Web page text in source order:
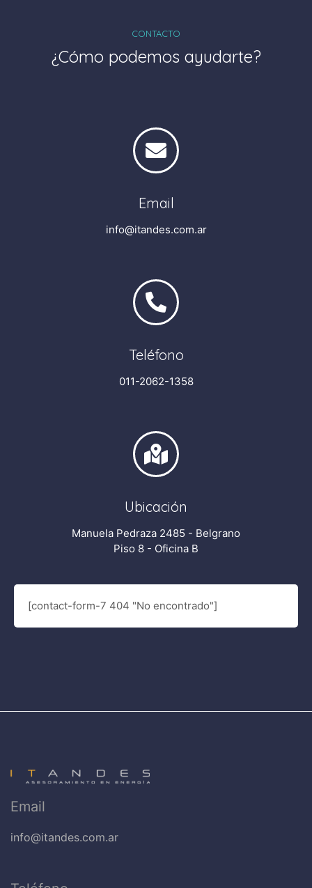
CONTACTO
¿Cómo podemos ayudarte?
Email
info@itandes.com.ar
Teléfono
011-2062-1358​
Ubicación
Manuela Pedraza 2485 - Belgrano
Piso 8 - Oficina B
[contact-form-7 404 "No encontrado"]
Email
info@itandes.com.ar